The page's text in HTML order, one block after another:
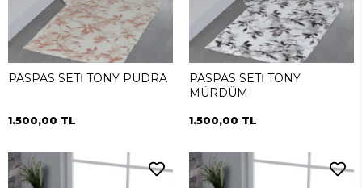
PASPAS SETİ TONY PUDRA
1.500,00 TL
PASPAS SETİ TONY
MÜRDÜM
1.500,00 TL